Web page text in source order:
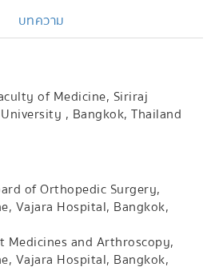
บทความ
of Medicine, Siriraj
, Bangkok, Thailand
of Orthopedic Surgery,
Vajara Hospital, Bangkok,
Medicines and Arthroscopy,
Vajara Hospital, Bangkok,